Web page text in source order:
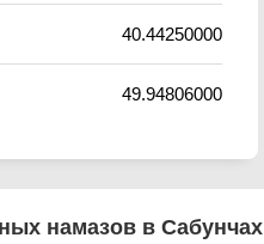
40.44250000
49.94806000
намазов в